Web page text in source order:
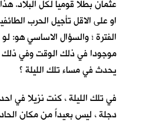
عثمان بطلاً قومياً لكل البلاد.
او على الاقل تأجيل الحرب
الفترة ؛ والسؤال الاساسي هو:
موجودا في ذلك الوقت وفي
يحدث في مساء تلك الليلة ؟
في تلك الليلة ، كنت نزيلا في
دجلة ، ليس بعيداً من مكان